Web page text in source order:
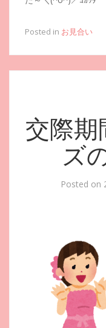
Posted in お見合い
交際期
ズ
Posted on